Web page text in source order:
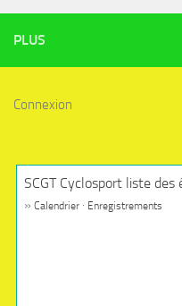
PLUS
Connexion
SCGT Cyclosport liste
» Calendrier · Enregistrements